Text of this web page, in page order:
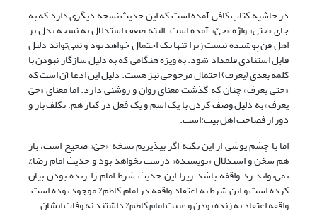
در حاشیه کتاب کافی آمده است که این حدیث نسخه دیگری دارد که به
جای «حَتی» واژه «حَیّ» آمده است. البته ضعف استدلال به نسخه بدل بر
اهل فن پوشیده نیست زیرا تنها یک احتمال خواهد بود و نمی‌تواند دلیل
قابل استنادی قلمداد شود. به ویژه هنگامی که به دلیل سازگار نبودن با
کلمه بعدی (یعرف) احتمال مرجوحی نیز هست. دلیل این ادعا آن است که
«حتی یعرف» چنان که گذشت معنای روان و روشنی دارد. اما معنای «حیّ
یعرف» به دلیل وصف کردن با یک اسم و یک فعل در کنار هم، تکلف بار و
دور از فصاحت اهل بیت:است.
اما با چشم پوشی از این نکته اگر بپذیریم نسخه «حیّ» صحیح است، باز
هم سخن و استدلال «نویسنده» درست نخواهد بود و حدیث امام رضا%
نمی‌تواند رد واقفه باشد زیرا این حدیث شرط امام را زنده بودن بیان
کرده است و این شرط به اعتقاد واقفه در امام کاظم% موجود بوده است.
واقفه اعتقاد به زنده بودن و غیبت امام کاظم% داشتند نه وفات ایشان.